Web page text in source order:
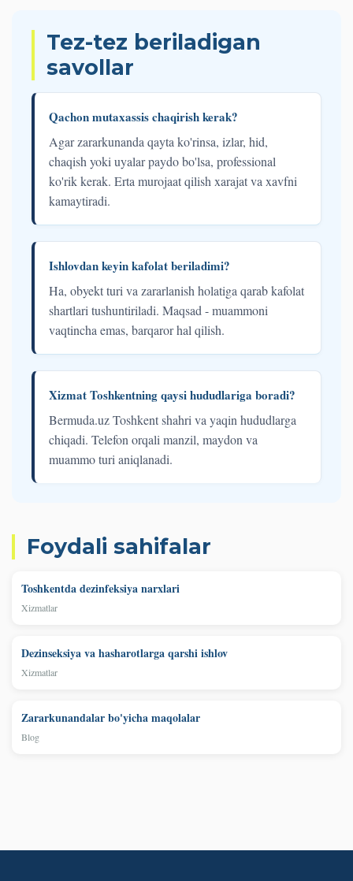
Tez-tez beriladigan
savollar
Qachon mutaxassis chaqirish kerak?
Agar zararkunanda qayta ko'rinsa, izlar, hid,
chaqish yoki uyalar paydo bo'lsa, professional
ko'rik kerak. Erta murojaat qilish xarajat va xavfni
kamaytiradi.
Ishlovdan keyin kafolat beriladimi?
Ha, obyekt turi va zararlanish holatiga qarab kafolat
shartlari tushuntiriladi. Maqsad - muammoni
vaqtincha emas, barqaror hal qilish.
Xizmat Toshkentning qaysi hududlariga boradi?
Bermuda.uz Toshkent shahri va yaqin hududlarga
chiqadi. Telefon orqali manzil, maydon va
muammo turi aniqlanadi.
Foydali sahifalar
Toshkentda dezinfeksiya narxlari
Xizmatlar
Dezinseksiya va hasharotlarga qarshi ishlov
Xizmatlar
Zararkunandalar bo'yicha maqolalar
Blog